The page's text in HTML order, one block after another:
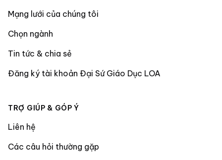
Mạng lưới của chúng tôi
Chọn ngành
Tin tức & chia sẻ
Đăng ký tài khoản Đại Sứ Giáo Dục LOA
TRỢ GIÚP & GÓP Ý
Liên hệ
Các câu hỏi thường gặp